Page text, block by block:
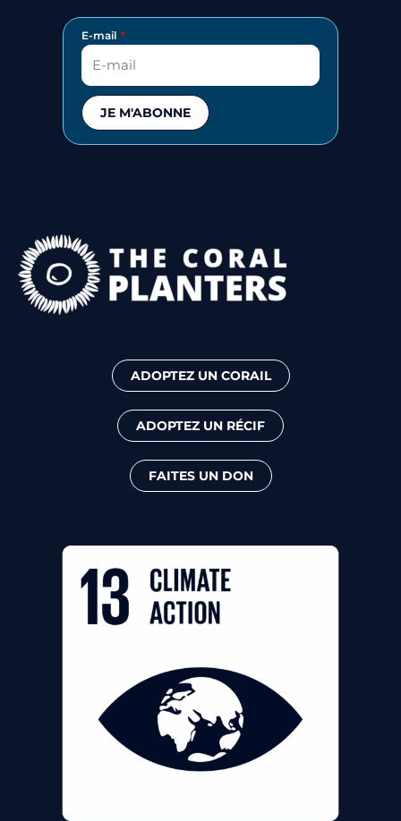
E-mail
JE M'ABONNE
ADOPTEZ UN CORAIL
ADOPTEZ UN RÉCIF
FAITES UN DON